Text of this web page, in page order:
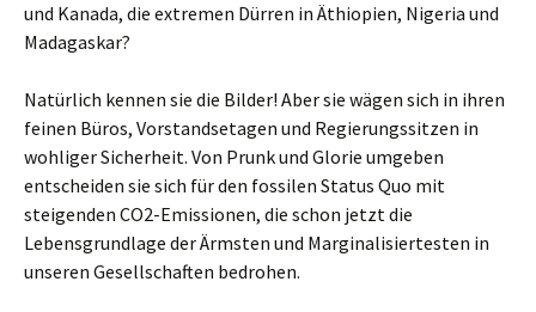
und Kanada, die extremen Dürren in Äthiopien, Nigeria und
Madagaskar?
Natürlich kennen sie die Bilder! Aber sie wägen sich in ihren
feinen Büros, Vorstandsetagen und Regierungssitzen in
wohliger Sicherheit. Von Prunk und Glorie umgeben
entscheiden sie sich für den fossilen Status Quo mit
steigenden CO2-Emissionen, die schon jetzt die
Lebensgrundlage der Ärmsten und Marginalisiertesten in
unseren Gesellschaften bedrohen.